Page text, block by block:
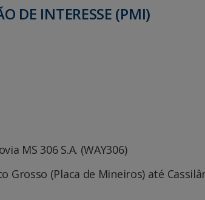
DE INTERESSE (PMI)
MS 306 S.A. (WAY306)
Grosso (Placa de Mineiros) até